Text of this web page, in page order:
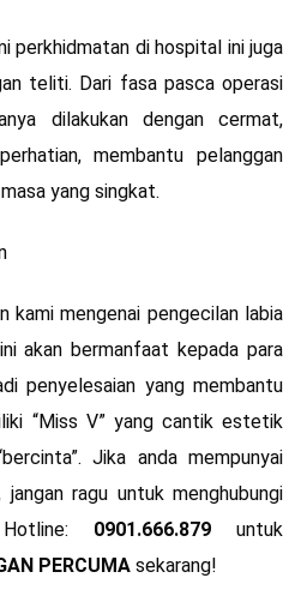
perkhidmatan di hospital ini juga
teliti. Dari fasa pasca operasi
dilakukan dengan cermat,
membantu pelanggan
yang singkat.
kami mengenai pengecilan labia
akan bermanfaat kepada para
penyelesaian yang membantu
“Miss V” yang cantik estetik
Jika anda mempunyai
ragu untuk menghubungi
0901.666.879 untuk
PERCUMA sekarang!